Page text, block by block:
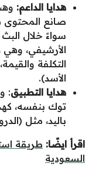
هدايا الداعم:
صانع المحتوى
سواءً خلال
الأرشيفي، وهي
التكلفة
الأسد).
هدايا التطبيق:
توك بنفسه،
باليد، مثل
اقرأ ايضًا: طريقة
السعودية